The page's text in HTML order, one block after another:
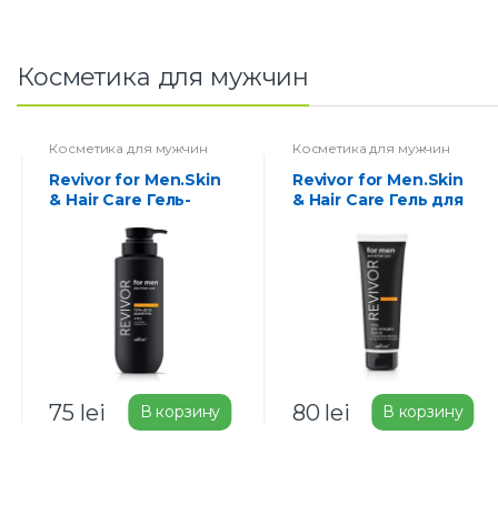
Косметика для мужчин
Косметика для мужчин
Revivor for Men.Skin
& Hair Care Гель-
75 lei В корзину
Косметика для мужчин
Revivor for Men.Skin
& Hair Care Гель для
тонирующим
эффектом 100мл
80 lei В корзину